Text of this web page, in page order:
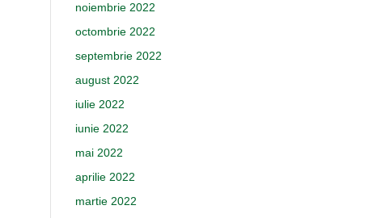
noiembrie 2022
octombrie 2022
septembrie 2022
august 2022
iulie 2022
iunie 2022
mai 2022
aprilie 2022
martie 2022